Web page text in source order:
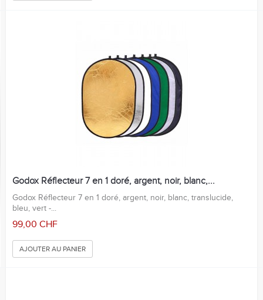
Godox Réflecteur 7 en 1 doré, argent, noir, blanc,...
Godox Réflecteur 7 en 1 doré, argent, noir, blanc, translucide,
bleu, vert -...
99,00 CHF
AJOUTER AU PANIER